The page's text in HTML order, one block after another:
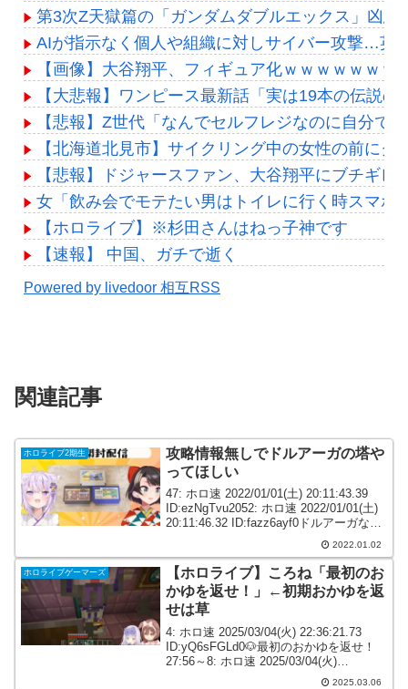
第3次Z天獄篇の「ガンダムダブルエックス」凶
AIが指示なく個人や組織に対しサイバー攻撃…英
【画像】大谷翔平、フィギュア化ｗｗｗｗｗｗｗ
【大悲報】ワンピース最新話「実は19本の伝説
【悲報】Z世代「なんでセルフレジなのに自分で
【北海道北見市】サイクリング中の女性の前に
【悲報】ドジャースファン、大谷翔平にブチギレ
女「飲み会でモテたい男はトイレに行く時スマホ
【ホロライブ】※杉田さんはねっ子神です
【速報】 中国、ガチで逝く
Powered by livedoor 相互RSS
関連記事
ホロライブ2期生
攻略情報無しでドルアーガの塔や
ってほしい
47: ホロ速 2022/01/01(土) 20:11:43.39
ID:ezNgTvu2052: ホロ速 2022/01/01(土)
20:11:46.32 ID:fazz6ayf0ドルアーガなっ
2022.01.02
ホロライブゲーマーズ
【ホロライブ】ころね「最初のお
かゆを返せ！」←初期おかゆを返
せは草
4: ホロ速 2025/03/04(火) 22:36:21.73
ID:yQ6sFGLd0🐶最初のおかゆを返せ！
27:56～8: ホロ速 2025/03/04(火)
22:36:52.07 ID:PfsMdN1P0初期おかゆを
2025.03.06